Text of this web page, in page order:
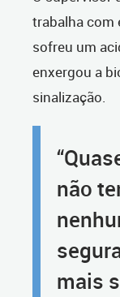
trabalha com
sofreu um
enxergou a
sinalização.
não
mais